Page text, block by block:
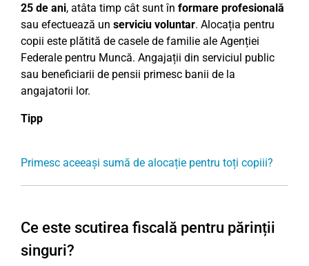
25 de ani, atâta timp cât sunt în formare profesională
sau efectuează un serviciu voluntar. Alocația pentru
copii este plătită de casele de familie ale Agenției
Federale pentru Muncă. Angajații din serviciul public
sau beneficiarii de pensii primesc banii de la
angajatorii lor.
Tipp
Primesc aceeași sumă de alocație pentru toți copiii?
Ce este scutirea fiscală pentru părinții
singuri?